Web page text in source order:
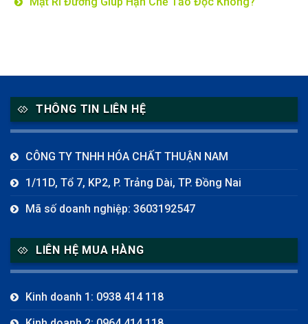
THÔNG TIN LIÊN HỆ
CÔNG TY TNHH HÓA CHẤT THUẬN NAM
1/11D, Tổ 7, KP2, P. Trảng Dài, TP. Đồng Nai
Mã số doanh nghiệp: 3603192547
LIÊN HỆ MUA HÀNG
Kinh doanh 1: 0938 414 118